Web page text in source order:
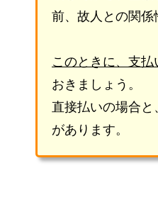
前、故人との関係
このときに、支
おきましょう。
直接払いの場合
があります。